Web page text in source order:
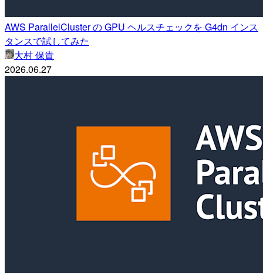
AWS ParallelCluster の GPU ヘルスチェックを G4dn インス
タンスで試してみた
大村 保貴
2026.06.27